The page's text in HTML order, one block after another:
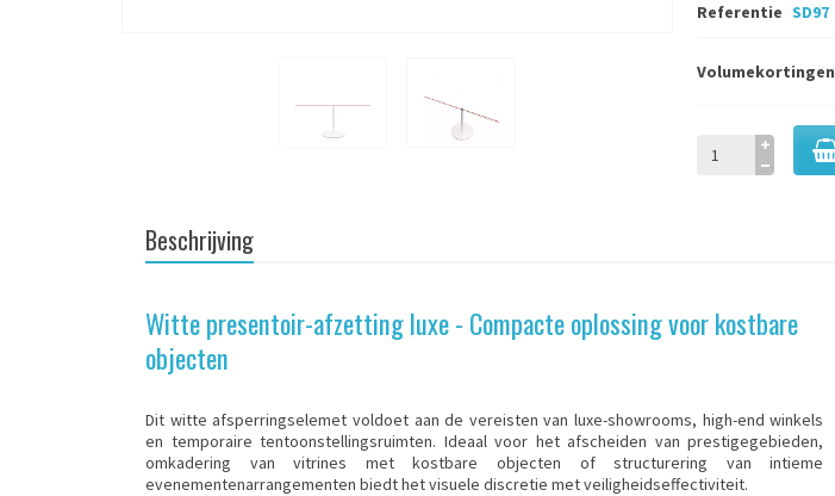
Referentie SD97
Volumekortingen
Beschrijving
Witte presentoir-afzetting luxe - Compacte oplossing voor kostbare
objecten
Dit witte afsperringselemet voldoet aan de vereisten van luxe-showrooms, high-end winkels
en temporaire tentoonstellingsruimten. Ideaal voor het afscheiden van prestigegebieden,
omkadering van vitrines met kostbare objecten of structurering van intieme
evenementenarrangementen biedt het visuele discretie met veiligheidseffectiviteit.